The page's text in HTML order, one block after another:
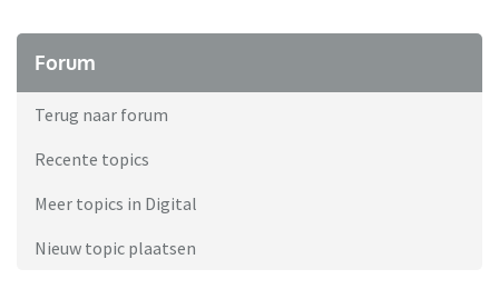
Forum
Terug naar forum
Recente topics
Meer topics in Digital
Nieuw topic plaatsen